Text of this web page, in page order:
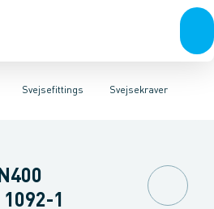
stålGalvaniseret stålPlastIndustri
SvejsefittingsLevnedsmiddel fittings
Svejsekraver
Koncentriske reduktioner
1